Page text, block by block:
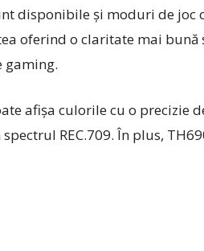
disponibile şi moduri de
oferind o claritate mai
gaming.
afișa culorile cu o precizie
REC.709. În plus,